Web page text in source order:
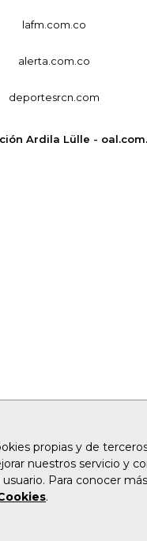
propias y de
nuestros servicio y
Para conocer
.
lafm.com.co
alerta.com.co
deportesrcn.com
Ardila Lülle -